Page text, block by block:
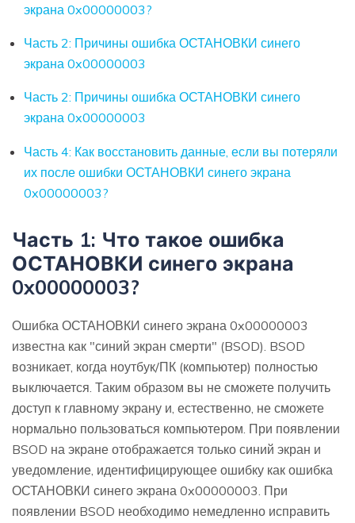
экрана 0x00000003?
Часть 2: Причины ошибка ОСТАНОВКИ синего
экрана 0x00000003
Часть 2: Причины ошибка ОСТАНОВКИ синего
экрана 0x00000003
Часть 4: Как восстановить данные, если вы потеряли
их после ошибки ОСТАНОВКИ синего экрана
0x00000003?
Часть 1: Что такое ошибка
ОСТАНОВКИ синего экрана
0x00000003?
Ошибка ОСТАНОВКИ синего экрана 0x00000003
известна как "синий экран смерти" (BSOD). BSOD
возникает, когда ноутбук/ПК (компьютер) полностью
выключается. Таким образом вы не сможете получить
доступ к главному экрану и, естественно, не сможете
нормально пользоваться компьютером. При появлении
BSOD на экране отображается только синий экран и
уведомление, идентифицирующее ошибку как ошибка
ОСТАНОВКИ синего экрана 0x00000003. При
появлении BSOD необходимо немедленно исправить